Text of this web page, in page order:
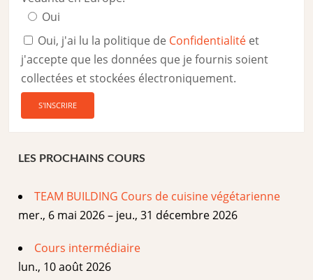
Oui
Oui, j'ai lu la politique de Confidentialité et
j'accepte que les données que je fournis soient
collectées et stockées électroniquement.
LES PROCHAINS COURS
TEAM BUILDING Cours de cuisine végétarienne
mer., 6 mai 2026 – jeu., 31 décembre 2026
Cours intermédiaire
lun., 10 août 2026